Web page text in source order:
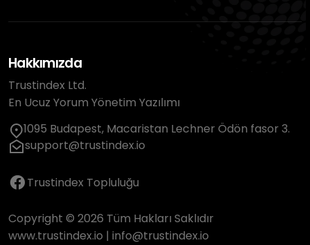
Hakkımızda
Trustindex Ltd.
En Ucuz Yorum Yönetim Yazılımı
1095 Budapest, Macaristan Lechner Ödön fasor 3.
support@trustindex.io
Trustindex Topluluğu
Copyright © 2026 Tüm Hakları Saklıdır
www.trustindex.io | info@trustindex.io